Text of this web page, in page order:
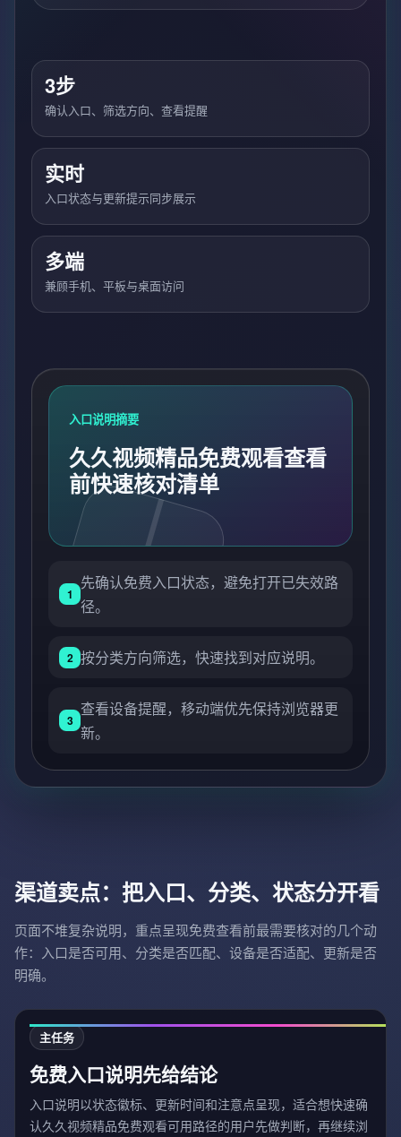
3步
确认入口、筛选方向、查看提醒
实时
入口状态与更新提示同步展示
多端
兼顾手机、平板与桌面访问
入口说明摘要
久久视频精品免费观看查看
前快速核对清单
1
先确认免费入口状态，避免打开已失效路
径。
2 按分类方向筛选，快速找到对应说明。
3
查看设备提醒，移动端优先保持浏览器更
新。
渠道卖点：把入口、分类、状态分开看
页面不堆复杂说明，重点呈现免费查看前最需要核对的几个动
作：入口是否可用、分类是否匹配、设备是否适配、更新是否
明确。
主任务
免费入口说明先给结论
入口说明以状态徽标、更新时间和注意点呈现，适合想快速确
认久久视频精品免费观看可用路径的用户先做判断，再继续浏